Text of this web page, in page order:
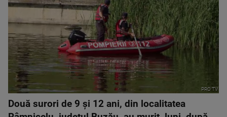
PRO TV
Două surori de 9 şi 12 ani, din localitatea